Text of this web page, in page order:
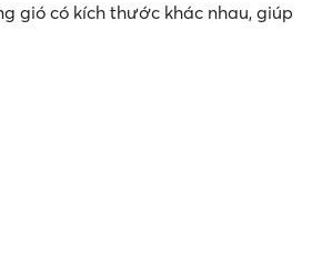
gió có kích thước khác nhau, giúp